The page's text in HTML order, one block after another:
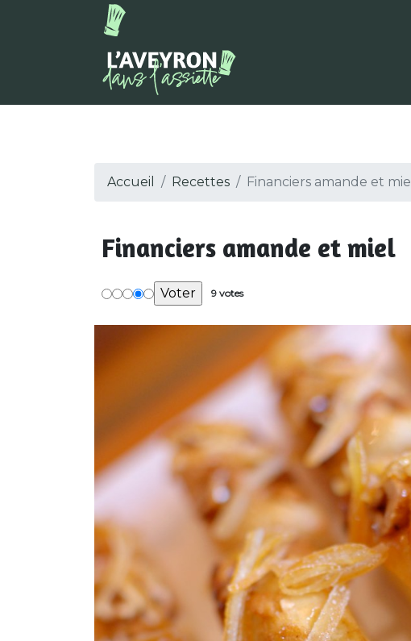
Accueil Recettes Financiers amande et miel
Financiers amande et miel
9 votes